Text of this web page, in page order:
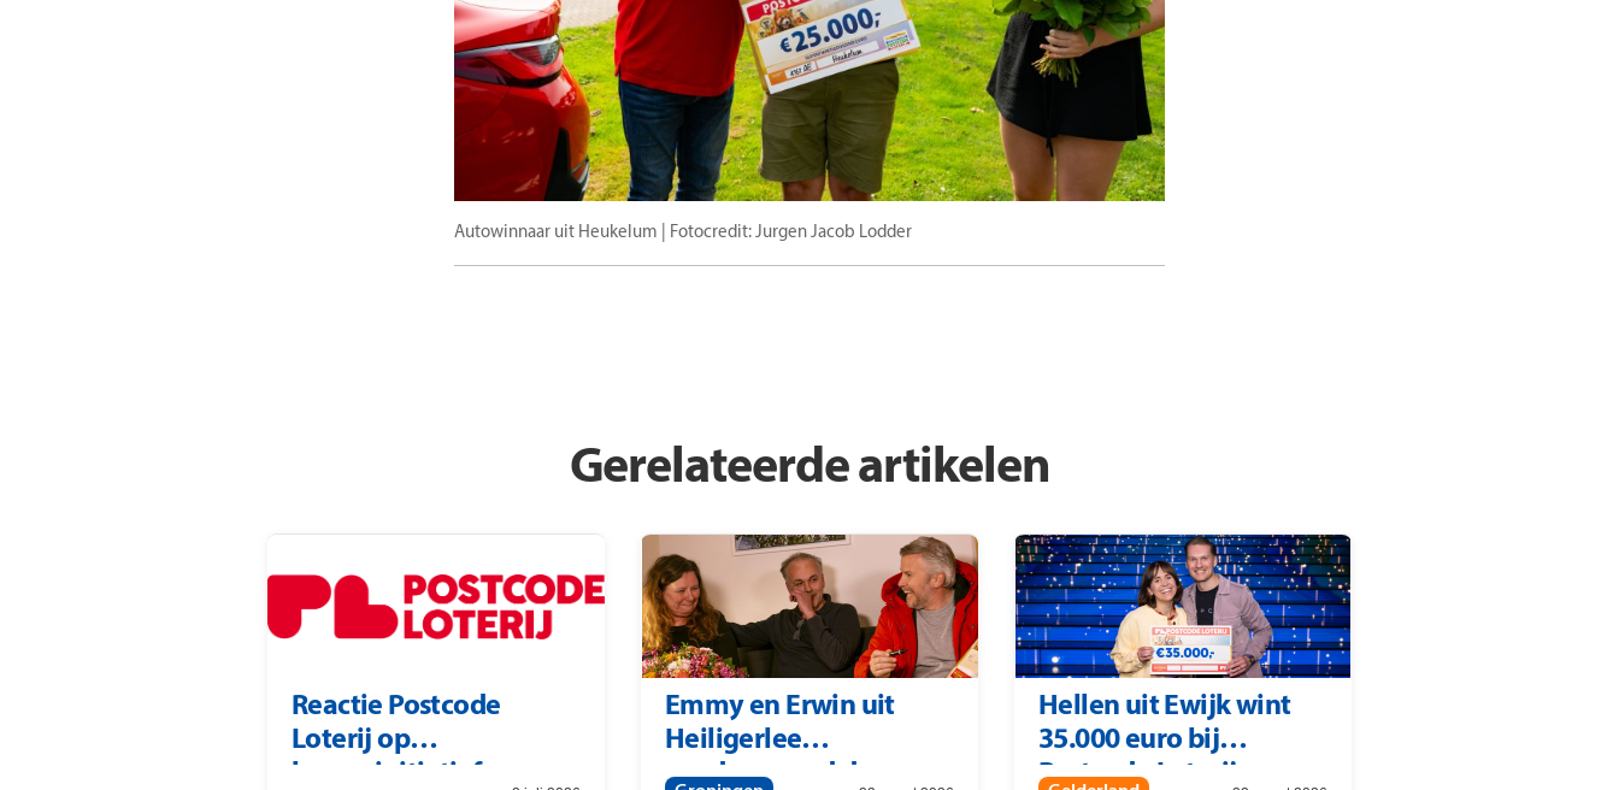
Autowinnaar uit Heukelum | Fotocredit: Jurgen Jacob Lodder
Gerelateerde artikelen
Reactie Postcode
Loterij op
burgerinitiatief
Emmy en Erwin uit
Heiligerlee
zondagavond door
Hellen uit Ewijk wint
35.000 euro bij
Postcode Loterij